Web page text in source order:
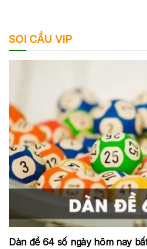
SOI CẦU VIP
Dàn đề 64 số ngày hôm nay